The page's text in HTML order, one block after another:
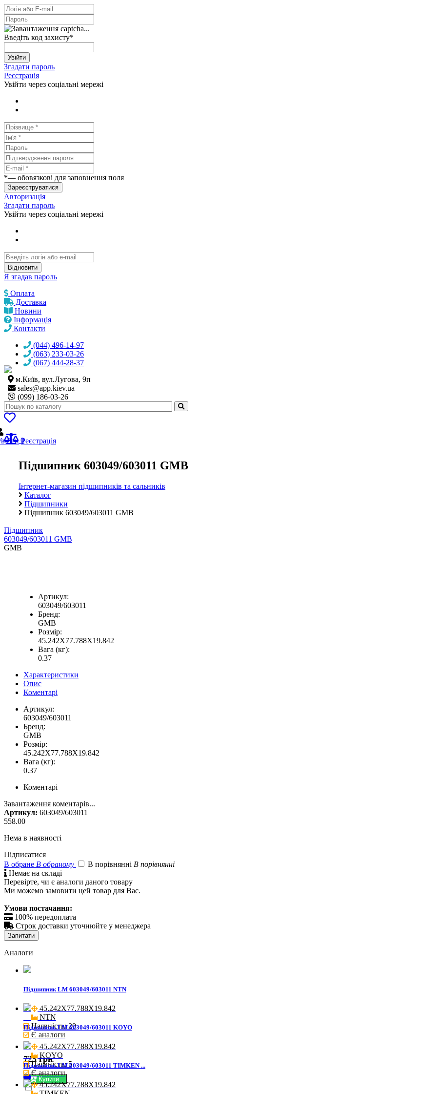
Введіть код захисту*
Увійти
Згадати пароль
Реєстрація
Увійти через соціальні мережі
*— обовязкові для заповнення поля
Зареєструватися
Авторизація
Згадати пароль
Увійти через соціальні мережі
Відновити
Я згадав пароль
Оплата
Доставка
Новини
Інформація
Контакти
(044) 496-14-97
(063) 233-03-26
(067) 444-28-37
м.Київ, вул.Лугова, 9п
sales@app.kiev.ua
(099) 186-03-26
0
Реєстрація
Підшипник 603049/603011 GMB
Інтернет-магазин підшипників та сальників
Каталог
Підшипники
Підшипник 603049/603011 GMB
Підшипник
603049/603011 GMB
GMB
Артикул:
603049/603011
Бренд:
GMB
Розмір:
45.242X77.788X19.842
Вага (кг):
0.37
Характеристики
Опис
Коментарі
Артикул:
603049/603011
Бренд:
GMB
Розмір:
45.242X77.788X19.842
Вага (кг):
0.37
Коментарі
Завантаження коментарів...
Артикул: 603049/603011
558.00
Нема в наявності
Підписатися
В обране В обраному В порівнянні В порівнянні
 Немає на складі
Перевірте, чи є аналоги даного товару
Ми можемо замовити цей товар для Вас.
Умови постачання:
 100% передоплата
 Строк доставки уточнюйте у менеджера
Запитати
Аналоги
Підшипник LM 603049/603011 NTN
45.242X77.788X19.842
NTN
Наявність: 20
Є аналоги
725 грн
Купити
Підшипник LM 603049/603011 KOYO
45.242X77.788X19.842
KOYO
Наявність: 5
Є аналоги
Підшипник LM 603049/603011 TIMKEN ...
45.242X77.788X19.842